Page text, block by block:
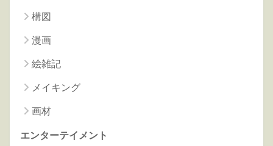
構図
漫画
絵雑記
メイキング
画材
エンターテイメント